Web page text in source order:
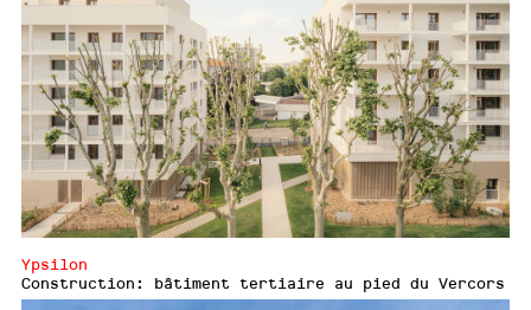
Ypsilon
Construction: bâtiment tertiaire au pied du Vercors